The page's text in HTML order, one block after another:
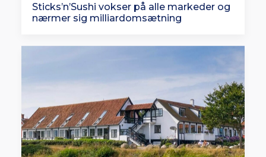
Sticks’n’Sushi vokser på alle markeder og
nærmer sig milliardomsætning